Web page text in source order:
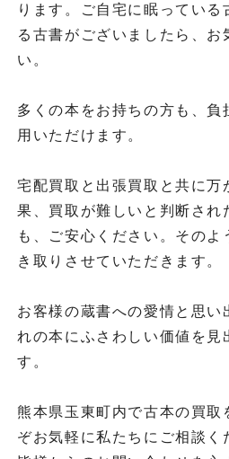
ります。ご自宅に眠っている
る古書がございましたら、お
い。
多くの本をお持ちの方も、負
用いただけます。
宅配買取と出張買取と共に万
果、買取が難しいと判断され
も、ご安心ください。そのよ
き取りさせていただきます。
お客様の蔵書への愛情と思い
れの本にふさわしい価値を見
す。
熊本県玉東町内で古本の買取
ぞお気軽に私たちにご相談く